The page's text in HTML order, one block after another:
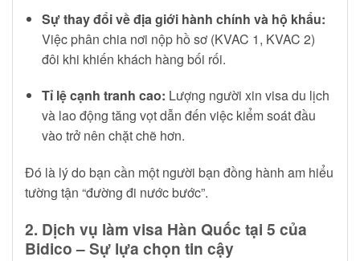
Sự thay đổi về địa giới hành chính và hộ khẩu:
Việc phân chia nơi nộp hồ sơ (KVAC 1, KVAC 2)
đôi khi khiến khách hàng bối rối.
Tỉ lệ cạnh tranh cao: Lượng người xin visa du lịch
và lao động tăng vọt dẫn đến việc kiểm soát đầu
vào trở nên chặt chẽ hơn.
Đó là lý do bạn cần một người bạn đồng hành am hiểu
tường tận “đường đi nước bước”.
2. Dịch vụ làm visa Hàn Quốc tại 5 của
Bidico – Sự lựa chọn tin cậy